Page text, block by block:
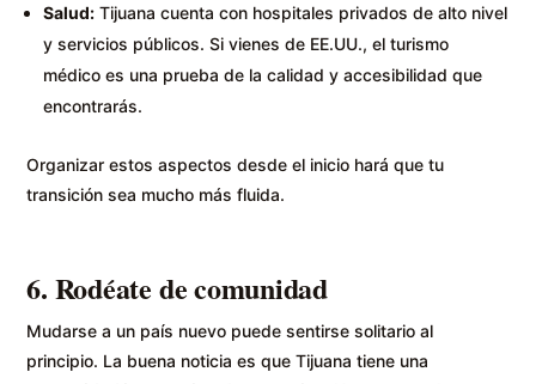
Salud: Tijuana cuenta con hospitales privados de alto nivel
y servicios públicos. Si vienes de EE.UU., el turismo
médico es una prueba de la calidad y accesibilidad que
encontrarás.
Organizar estos aspectos desde el inicio hará que tu
transición sea mucho más fluida.
6. Rodéate de comunidad
Mudarse a un país nuevo puede sentirse solitario al
principio. La buena noticia es que Tijuana tiene una